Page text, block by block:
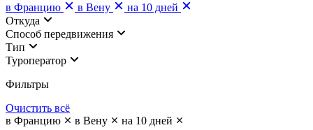
в Францию
в Вену
на 10 дней
Откуда
Cпособ передвижения
Тип
Туроператор
Фильтры
Очистить всё
в Францию
в Вену
на 10 дней